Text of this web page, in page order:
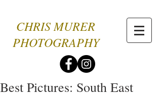
CHRIS MURER
PHOTOGRAPHY
Best Pictures: South East